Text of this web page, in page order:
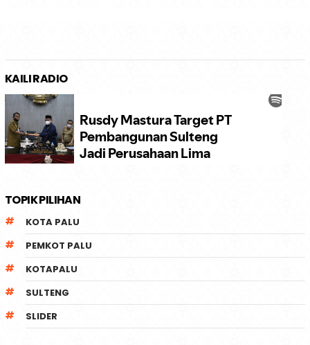
KAILI RADIO
TOPIK PILIHAN
KOTA PALU
PEMKOT PALU
KOTAPALU
SULTENG
SLIDER